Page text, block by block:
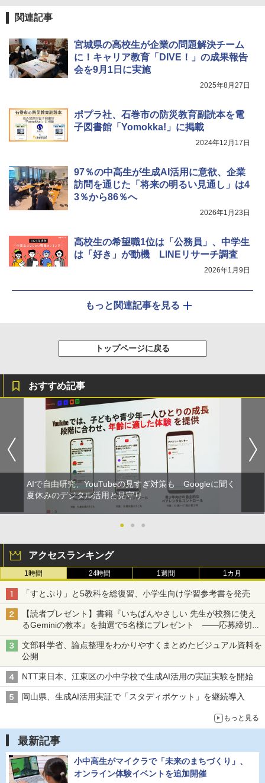
関連記事
宮城県の高校生が企業の問題解決チーム
に！キャリア教育「DIVE！」の成果報告
会を9月1日に実施
2025年8月27日
ポプラ社、石巻市の防災教育副読本を電
子図書館「Yomokka!」に掲載
2024年12月17日
97％の中高生が生成AI活用に意欲、企業
訪問を通じた「将来の明るい見通し」は4
3％から86％へ
2026年1月23日
高校生の希望職1位は「公務員」、中学生
は「好き」が動機 LINEリサーチ調査
2026年1月9日
もっと関連記事を見る
トップページに戻る
おすすめ記事
AIで自由研究、YouTubeの見すぎ対策も Googleに聞く
夏休みのデジタル活用と見守り
● ● ●
アクセスランキング
1時間 24時間 1週間 1カ月
「すとぷり」と5教科を総復習、小学生向け学習参考書を発売
【読者プレゼント】書籍『いちばんやさしい 先生が校務に使え
るGeminiの教本』を抽選で5名様にプレゼント ――応募締切は
2026年8月12日（水）まで
文部科学省、論点整理をわかりやすくまとめたビジュアル資料を
公開
NTT東日本、江東区の小中学校で生成AI活用の実証実験を開始
岡山県、生成AI活用実証で「スタディポケット」を継続導入
もっと見る
最新記事
小中高生がマイクラで「未来のまちづくり」、
オンライン体験イベントを追加開催